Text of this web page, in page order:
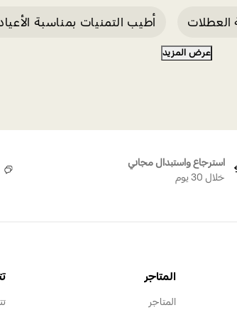
أطيب التمنيات بمناسبة
عرض المزيد
استرجاع واستبدال مجاني
خلال 30 يوم
المتاجر
المتاجر